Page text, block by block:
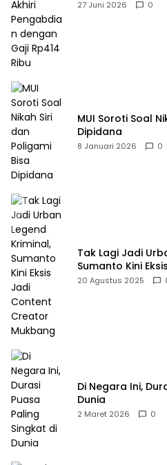
Rp414 Ribu
27 Juni 2026 0
MUI Soroti Soal
Dipidana
8 Januari 2026 0
Tak Lagi Jadi
Sumanto Kini
Mukbang
20 Agustus 2025
Di Negara Ini,
Dunia
2 Maret 2026 0